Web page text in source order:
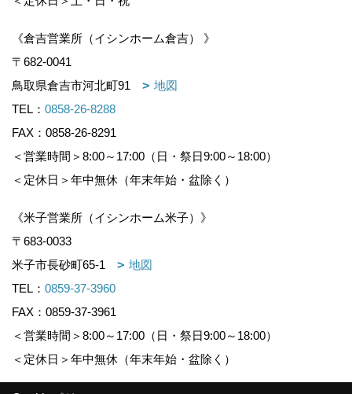
《倉吉営業所（イシンホーム倉吉） 》
〒682-0041
鳥取県倉吉市河北町91
地図
TEL： 0858-26-8288
FAX：0858-26-8291
＜営業時間＞8:00～17:00（日・祭日9:00～18:00）
＜定休日＞年中無休（年末年始・盆除く）
《米子営業所（イシンホーム米子）》
〒683-0033
米子市長砂町65-1
地図
TEL： 0859-37-3960
FAX：0859-37-3961
＜営業時間＞8:00～17:00（日・祭日9:00～18:00）
＜定休日＞年中無休（年末年始・盆除く）